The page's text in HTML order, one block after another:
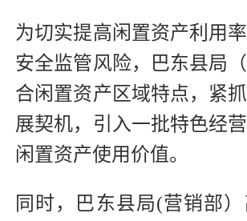
为切实提高闲置资产利用
安全监管风险，巴东县局
合闲置资产区域特点，紧
展契机，引入一批特色经
闲置资产使用价值。
同时，巴东县局(营销部